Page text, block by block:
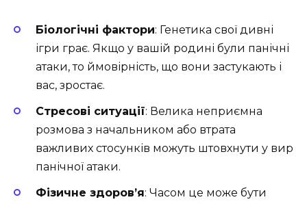
Біологічні фактори: Генетика свої дивні
ігри грає. Якщо у вашій родині були панічні
атаки, то ймовірність, що вони застукають і
вас, зростає.
Стресові ситуації: Велика неприємна
розмова з начальником або втрата
важливих стосунків можуть штовхнути у вир
панічної атаки.
Фізичне здоров’я: Часом це може бути